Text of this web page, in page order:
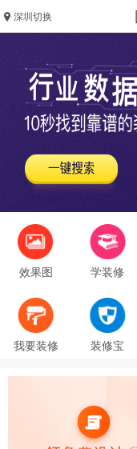
深圳切换
效果图 学装修
我要装修 装修宝